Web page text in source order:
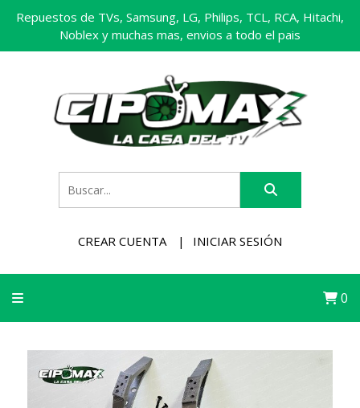
Repuestos de TVs, Samsung, LG, Philips, TCL, RCA, Hitachi,
Noblex y muchas mas, envios a todo el pais
CREAR CUENTA INICIAR SESIÓN
0